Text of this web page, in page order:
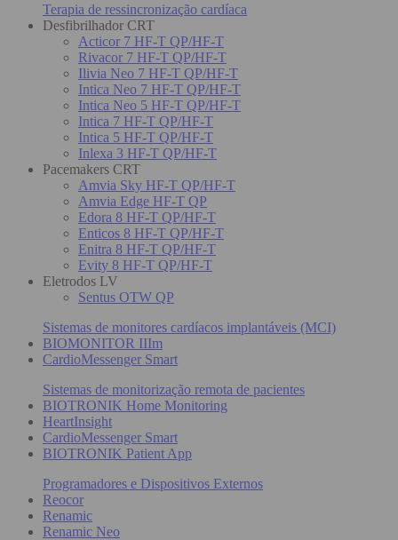
Terapia de ressincronização cardíaca
Desfibrilhador CRT
Acticor 7 HF-T QP/HF-T
Rivacor 7 HF-T QP/HF-T
Ilivia Neo 7 HF-T QP/HF-T
Intica Neo 7 HF-T QP/HF-T
Intica Neo 5 HF-T QP/HF-T
Intica 7 HF-T QP/HF-T
Intica 5 HF-T QP/HF-T
Inlexa 3 HF-T QP/HF-T
Pacemakers CRT
Amvia Sky HF-T QP/HF-T
Amvia Edge HF-T QP
Edora 8 HF-T QP/HF-T
Enticos 8 HF-T QP/HF-T
Enitra 8 HF-T QP/HF-T
Evity 8 HF-T QP/HF-T
Eletrodos LV
Sentus OTW QP
Sistemas de monitores cardíacos implantáveis (MCI)
BIOMONITOR IIIm
CardioMessenger Smart
Sistemas de monitorização remota de pacientes
BIOTRONIK Home Monitoring
HeartInsight
CardioMessenger Smart
BIOTRONIK Patient App
Programadores e Dispositivos Externos
Reocor
Renamic
Renamic Neo